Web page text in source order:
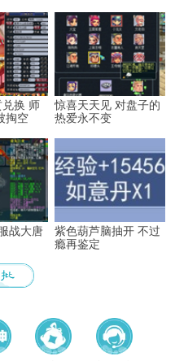
换 师
掏空
惊喜天天见 对盘子的
热爱永不变
战大唐
紫色葫芦脑抽开 不过
瘾再鉴定